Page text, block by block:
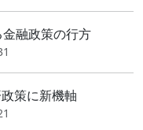
融政策の行方
策に新機軸